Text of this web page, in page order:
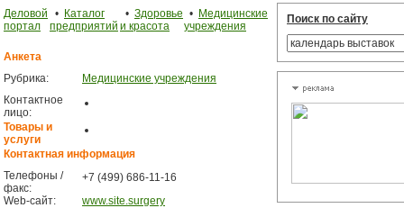
Деловой
портал
• Каталог
предприятий
• Здоровье
и красота
• Медицинские
учреждения
Анкета
Рубрика:
Медицинские учреждения
Контактное
лицо:
Товары и
услуги
Контактная информация
Телефоны /
факс:
+7 (499) 686-11-16
Web-сайт:
www.site.surgery
Поиск по сайту